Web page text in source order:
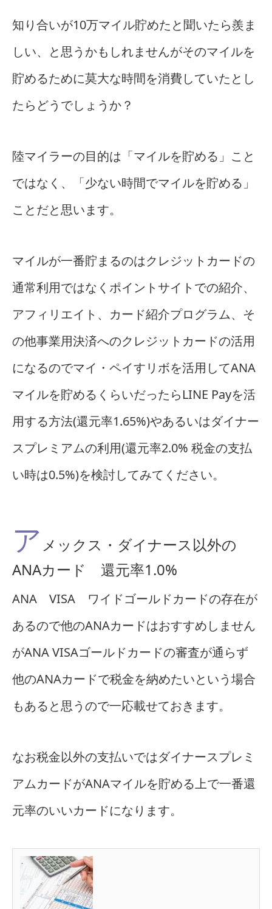
知り合いが10万マイル貯めたと聞いたら羨ま
しい、と思うかもしれませんがそのマイルを
貯めるために莫大な時間を消費していたとし
たらどうでしょうか？
陸マイラーの目的は「マイルを貯める」こと
ではなく、「少ない時間でマイルを貯める」
ことだと思います。
マイルが一番貯まるのはクレジットカードの
通常利用ではなくポイントサイトでの紹介、
アフィリエイト、カード紹介プログラム、そ
の他事業用決済へのクレジットカードの活用
になるのでマイ・ペイすリボを活用してANA
マイルを貯めるくらいだったらLINE Payを活
用する方法(還元率1.65%)やあるいはダイナー
スプレミアムの利用(還元率2.0% 税金の支払
い時は0.5%)を検討してみてください。
ア メックス・ダイナース以外の
ANAカード 還元率1.0%
ANA VISA ワイドゴールドカードの存在が
あるので他のANAカードはおすすめしません
がANA VISAゴールドカードの審査が通らず
他のANAカードで税金を納めたいという場合
もあると思うので一応載せておきます。
なお税金以外の支払いではダイナースプレミ
アムカードがANAマイルを貯める上で一番還
元率のいいカードになります。